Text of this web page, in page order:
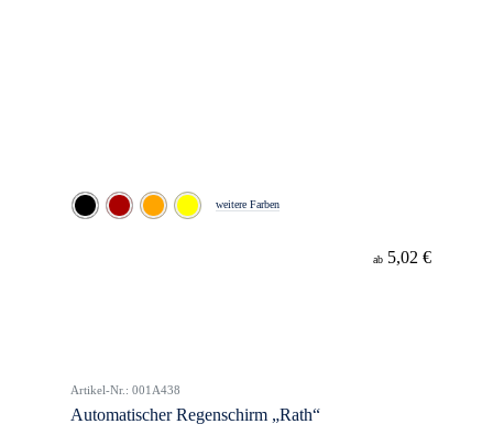
weitere Farben
ab 5,02 €
Artikel-Nr.: 001A438
Automatischer Regenschirm „Rath“